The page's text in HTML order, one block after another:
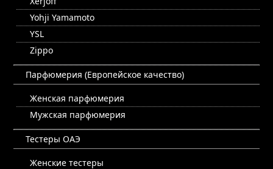
Yohji Yamamoto
YSL
Zippo
Парфюмерия (Европейское качество)
Женская парфюмерия
Мужская парфюмерия
Тестеры ОАЭ
Женские тестеры